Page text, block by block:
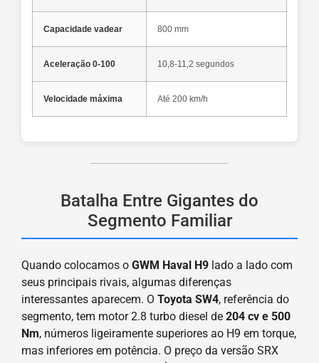
Capacidade vadear 800 mm
Aceleração 0-100 10,8-11,2 segundos
Velocidade máxima Até 200 km/h
Batalha Entre Gigantes do
Segmento Familiar
Quando colocamos o GWM Haval H9 lado a lado com
seus principais rivais, algumas diferenças
interessantes aparecem. O Toyota SW4, referência do
segmento, tem motor 2.8 turbo diesel de 204 cv e 500
Nm, números ligeiramente superiores ao H9 em torque,
mas inferiores em potência. O preço da versão SRX